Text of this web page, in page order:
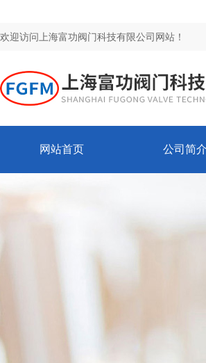
欢迎访问上海富功阀门科技有限公司网站！
网站首页 公司简介